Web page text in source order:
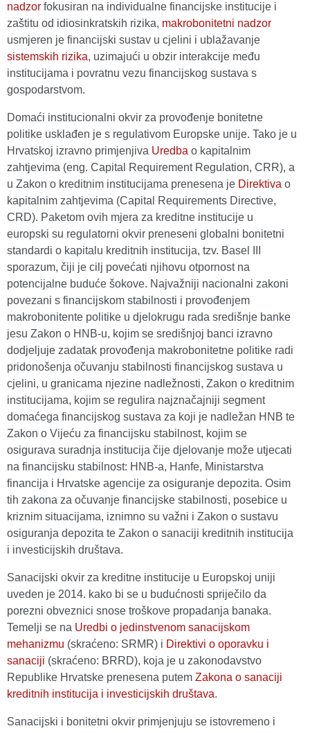
nadzor fokusiran na individualne financijske institucije i
zaštitu od idiosinkratskih rizika, makrobonitetni nadzor
usmjeren je financijski sustav u cjelini i ublažavanje
sistemskih rizika, uzimajući u obzir interakcije među
institucijama i povratnu vezu financijskog sustava s
gospodarstvom.
Domaći institucionalni okvir za provođenje bonitetne
politike usklađen je s regulativom Europske unije. Tako je u
Hrvatskoj izravno primjenjiva Uredba o kapitalnim
zahtjevima (eng. Capital Requirement Regulation, CRR), a
u Zakon o kreditnim institucijama prenesena je Direktiva o
kapitalnim zahtjevima (Capital Requirements Directive,
CRD). Paketom ovih mjera za kreditne institucije u
europski su regulatorni okvir preneseni globalni bonitetni
standardi o kapitalu kreditnih institucija, tzv. Basel III
sporazum, čiji je cilj povećati njihovu otpornost na
potencijalne buduće šokove. Najvažniji nacionalni zakoni
povezani s financijskom stabilnosti i provođenjem
makrobonitente politike u djelokrugu rada središnje banke
jesu Zakon o HNB-u, kojim se središnjoj banci izravno
dodjeljuje zadatak provođenja makrobonitetne politike radi
pridonošenja očuvanju stabilnosti financijskog sustava u
cjelini, u granicama njezine nadležnosti, Zakon o kreditnim
institucijama, kojim se regulira najznačajniji segment
domaćega financijskog sustava za koji je nadležan HNB te
Zakon o Vijeću za financijsku stabilnost, kojim se
osigurava suradnja institucija čije djelovanje može utjecati
na financijsku stabilnost: HNB-a, Hanfe, Ministarstva
financija i Hrvatske agencije za osiguranje depozita. Osim
tih zakona za očuvanje financijske stabilnosti, posebice u
kriznim situacijama, iznimno su važni i Zakon o sustavu
osiguranja depozita te Zakon o sanaciji kreditnih institucija
i investicijskih društava.
Sanacijski okvir za kreditne institucije u Europskoj uniji
uveden je 2014. kako bi se u budućnosti spriječilo da
porezni obveznici snose troškove propadanja banaka.
Temelji se na Uredbi o jedinstvenom sanacijskom
mehanizmu (skraćeno: SRMR) i Direktivi o oporavku i
sanaciji (skraćeno: BRRD), koja je u zakonodavstvo
Republike Hrvatske prenesena putem Zakona o sanaciji
kreditnih institucija i investicijskih društava.
Sanacijski i bonitetni okvir primjenjuju se istovremeno i